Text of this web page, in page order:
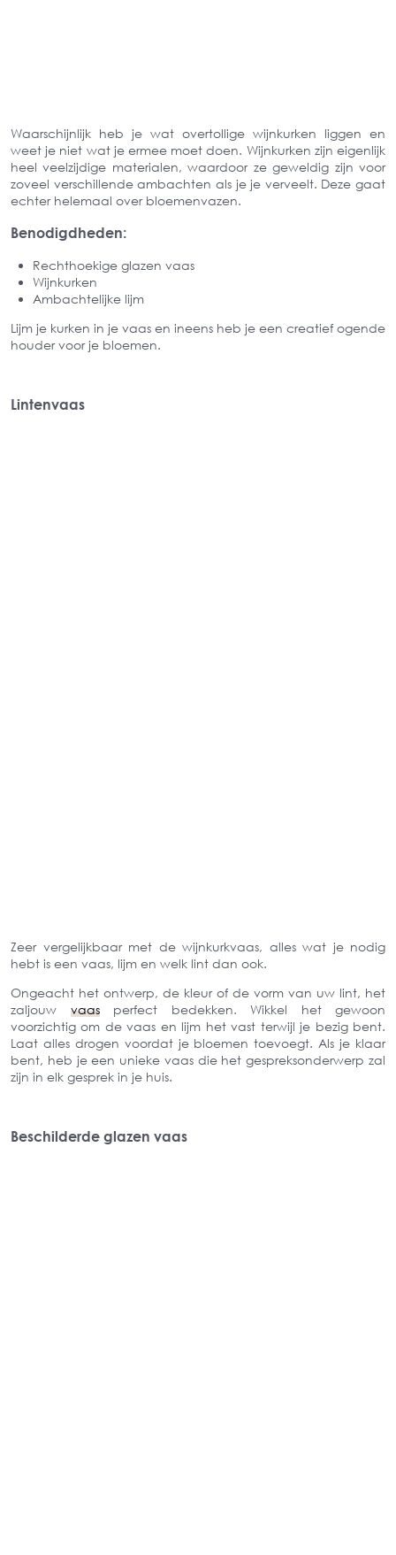
Waarschijnlijk heb je wat overtollige wijnkurken liggen en
weet je niet wat je ermee moet doen. Wijnkurken zijn eigenlijk
heel veelzijdige materialen, waardoor ze geweldig zijn voor
zoveel verschillende ambachten als je je verveelt. Deze gaat
echter helemaal over bloemenvazen.
Benodigdheden:
Rechthoekige glazen vaas
Wijnkurken
Ambachtelijke lijm
Lijm je kurken in je vaas en ineens heb je een creatief ogende
houder voor je bloemen.
Lintenvaas
Zeer vergelijkbaar met de wijnkurkvaas, alles wat je nodig
hebt is een vaas, lijm en welk lint dan ook.
Ongeacht het ontwerp, de kleur of de vorm van uw lint, het
zaljouw vaasperfect bedekken. Wikkel het gewoon
voorzichtig om de vaas en lijm het vast terwijl je bezig bent.
Laat alles drogen voordat je bloemen toevoegt. Als je klaar
bent, heb je een unieke vaas die het gespreksonderwerp zal
zijn in elk gesprek in je huis.
Beschilderde glazen vaas